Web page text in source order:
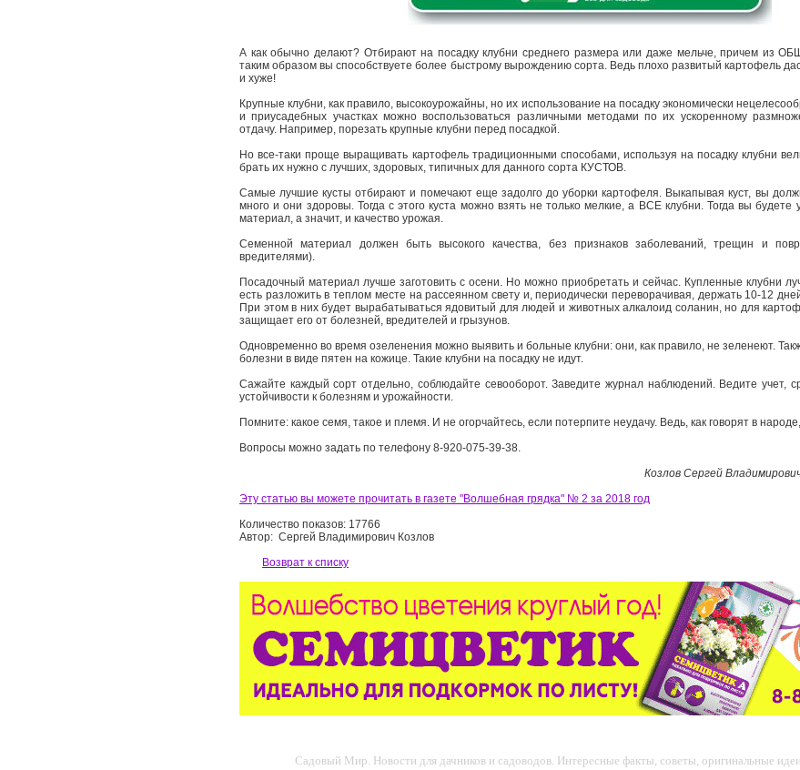
А как обычно делают? Отбирают на посадку клубни среднего размера или даже мельче, причем из
таким образом вы способствуете более быстрому вырождению сорта. Ведь плохо развитый картофель
и хуже!
Крупные клубни, как правило, высокоурожайны, но их использование на посадку экономически
и приусадебных участках можно воспользоваться различными методами по их ускоренному
отдачу. Например, порезать крупные клубни перед посадкой.
Но все-таки проще выращивать картофель традиционными способами, используя на посадку клубни
брать их нужно с лучших, здоровых, типичных для данного сорта КУСТОВ.
Самые лучшие кусты отбирают и помечают еще задолго до уборки картофеля. Выкапывая куст, вы
много и они здоровы. Тогда с этого куста можно взять не только мелкие, а ВСЕ клубни. Тогда вы будете
материал, а значит, и качество урожая.
Семенной материал должен быть высокого качества, без признаков заболеваний, трещин и
вредителями).
Посадочный материал лучше заготовить с осени. Но можно приобретать и сейчас. Купленные клубни
есть разложить в теплом месте на рассеянном свету и, периодически переворачивая, держать 10-12
При этом в них будет вырабатываться ядовитый для людей и животных алкалоид соланин, но для
защищает его от болезней, вредителей и грызунов.
Одновременно во время озеленения можно выявить и больные клубни: они, как правило, не зеленеют.
болезни в виде пятен на кожице. Такие клубни на посадку не идут.
Сажайте каждый сорт отдельно, соблюдайте севооборот. Заведите журнал наблюдений. Ведите учет,
устойчивости к болезням и урожайности.
Помните: какое семя, такое и племя. И не огорчайтесь, если потерпите неудачу. Ведь, как говорят в
Вопросы можно задать по телефону 8-920-075-39-38.
Козлов Сергей
Эту статью вы можете прочитать в газете "Волшебная грядка" № 2 за 2018 год
Количество показов: 17766
Автор: Сергей Владимирович Козлов
Возврат к списку
Садовый Мир. Новости для дачников и садоводов. Интересные факты, советы, оригинальные